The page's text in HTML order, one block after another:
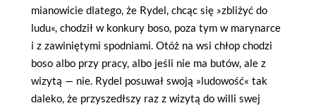
mianowicie dlatego, że Rydel, chcąc się »zbliżyć do
ludu«, chodził w konkury boso, poza tym w marynarce
i z zawiniętymi spodniami. Otóż na wsi chłop chodzi
boso albo przy pracy, albo jeśli nie ma butów, ale z
wizytą — nie. Rydel posuwał swoją »ludowość« tak
daleko, że przyszedłszy raz z wizytą do willi swej